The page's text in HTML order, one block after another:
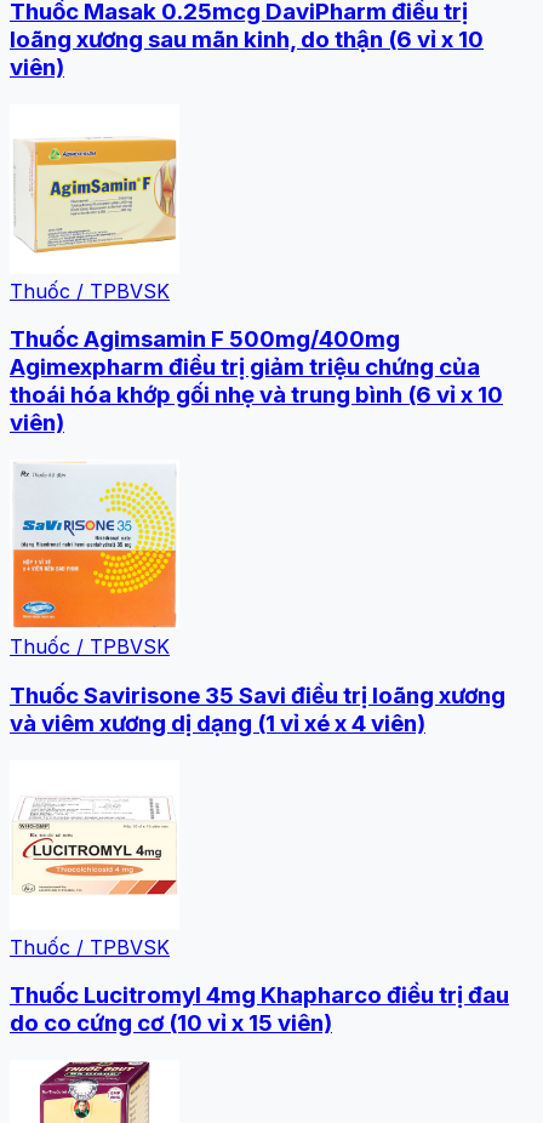
Thuốc Masak 0.25mcg DaviPharm điều trị
loãng xương sau mãn kinh, do thận (6 vỉ x 10
viên)
Thuốc / TPBVSK
Thuốc Agimsamin F 500mg/400mg
Agimexpharm điều trị giảm triệu chứng của
thoái hóa khớp gối nhẹ và trung bình (6 vỉ x 10
viên)
Thuốc / TPBVSK
Thuốc Savirisone 35 Savi điều trị loãng xương
và viêm xương dị dạng (1 vỉ xé x 4 viên)
Thuốc / TPBVSK
Thuốc Lucitromyl 4mg Khapharco điều trị đau
do co cứng cơ (10 vỉ x 15 viên)